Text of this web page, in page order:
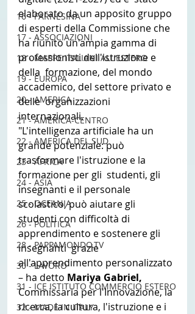
16 - FARNESINA
17 - ASSOCIAZIONI
18 - MAPPE ITALIANI ALL'ESTERO
19 - EUROPA
20 - AMERICA
21 - AMERICA-CENTRO
22 - AMERICA DEL SUD
23 - AFRICA
24 - ASIA
25 - OCEANIA
26 - POLITICA
28 - PAPPAMONDO.TV
30 - LAVORO
31 - ICE ISTITUTO COMMERCIO ESTERO
32 - MADE IN ITALY
elaborato da un apposito gruppo
di esperti della Commissione che
ha riunito un'ampia gamma di
professionisti dell'istruzione e
della  formazione, del mondo
accademico, del settore privato e
delle  organizzazioni
internazionali.
"L'intelligenza artificiale ha un
grande potenziale: può
trasformare l'istruzione e la
formazione per gli  studenti, gli
insegnanti e il personale
scolastico, può aiutare gli
studenti con difficoltà di
apprendimento e sostenere gli
insegnanti  grazie
all'apprendimento personalizzato
– ha detto Mariya Gabriel,
Commissaria per l'Innovazione, la
ricerca, la cultura, l'istruzione e i